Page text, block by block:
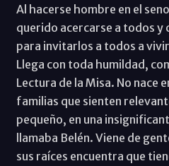
Al hacerse hombre en el
querido acercarse a todos y
para invitarlos a todos a
Llega con toda humildad,
Lectura de la Misa. No nace
familias que sienten
pequeño, en una
llamaba Belén. Viene de
sus raíces encuentra que